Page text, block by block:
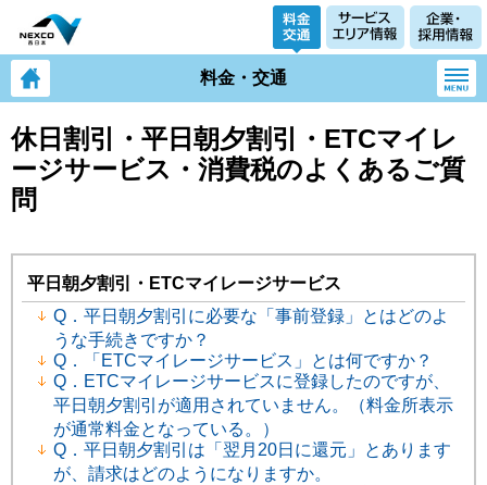
料金・交通
休日割引・平日朝夕割引・ETCマイレ
ージサービス・消費税のよくあるご質
問
平日朝夕割引・ETCマイレージサービス
Q．平日朝夕割引に必要な「事前登録」とはどのよ
うな手続きですか？
Q．「ETCマイレージサービス」とは何ですか？
Q．ETCマイレージサービスに登録したのですが、
平日朝夕割引が適用されていません。（料金所表示
が通常料金となっている。）
Q．平日朝夕割引は「翌月20日に還元」とあります
が、請求はどのようになりますか。